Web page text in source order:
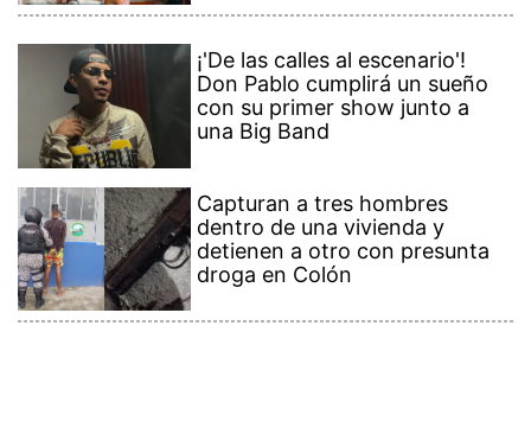
¡'De las calles al escenario'!
Don Pablo cumplirá un sueño
con su primer show junto a
una Big Band
Capturan a tres hombres
dentro de una vivienda y
detienen a otro con presunta
droga en Colón